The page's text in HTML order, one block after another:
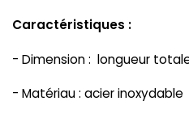
Caractéristiques :
- Dimension : longueur
- Matériau : acier inoxydable